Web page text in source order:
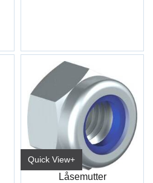
Quick View+
Låsemutter